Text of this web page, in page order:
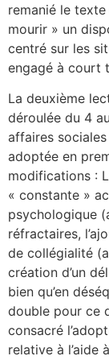
remanié le
mourir » un
centré sur les
engagé à court
La deuxième
déroulée du 4
affaires sociales
adoptée en
modifications :
« constante »
psychologique
réfractaires,
de collégialité
création d’un
bien qu’en
double pour ce
consacré
relative à